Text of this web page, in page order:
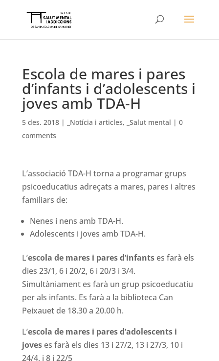
Escola de mares i pares
d’infants i d’adolescents i
joves amb TDA-H
5 des. 2018| _Notícia i articles, _Salut mental | 0
comments
L’associació TDA-H torna a programar grups
psicoeducatius adreçats a mares, pares i altres
familiars de:
Nenes i nens amb TDA-H.
Adolescents i joves amb TDA-H.
L’escola de mares i pares d’infantses farà els
dies 23/1, 6 i 20/2, 6 i 20/3 i 3/4.
Simultàniament es farà un grup psicoeducatiu
per als infants. Es farà a la biblioteca Can
Peixauet de 18.30 a 20.00 h.
L’escola de mares i pares d’adolescents i
joveses farà els dies 13 i 27/2, 13 i 27/3, 10 i
24/4, i 8 i 22/5